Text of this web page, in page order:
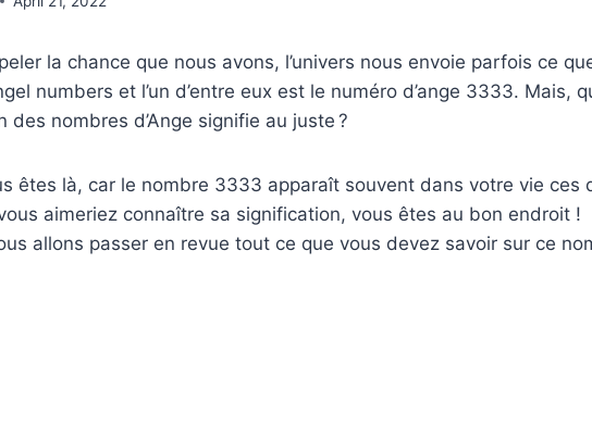
la chance que nous avons, l’univers nous envoie parfois ce que
numbers et l’un d’entre eux est le numéro d’ange 3333. Mais,
des nombres d’Ange signifie au juste ?
êtes là, car le nombre 3333 apparaît souvent dans votre vie ces
aimeriez connaître sa signification, vous êtes au bon endroit !
allons passer en revue tout ce que vous devez savoir sur ce